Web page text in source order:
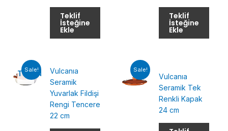
Teklif
İsteğine
Ekle
Teklif
İsteğine
Ekle
Sale!
TÜKENMIŞVulcanıa
Seramik
Yuvarlak Fildişi
Rengi Tencere
22 cm
Sale!
Vulcanıa
Seramik Tek
Renkli Kapak
24 cm